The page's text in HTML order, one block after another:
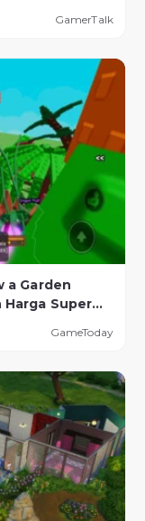
GamerTalk
a Garden
Super
GameToday